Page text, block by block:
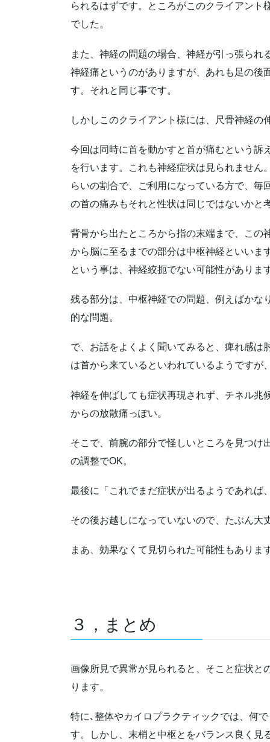
られるはずです。ところがこのクライアン
でした。
また、神経の問題の場合、神経が引っ張ら
神経痛というのがありますが、あれも足の後
す。それと同じ事です。
しかしこのクライアント様には、尺骨神経
今回は同時に首を動かすと首が痛むという訴
を行います。これも神経症状は見られませ
らいの割合で、ご利用になっている方で、
の首の痛みもそれと性状は同じではないかと
背骨から出たところから指の末端まで、この
から脳に至るまでの部分は中枢神経といいま
という事は、神経絞扼でない可能性がありま
残る部分は、中枢神経での問題、例えばかな
的な問題。
で、お話をよくよく聞いてみると、痺れ感は
は首から来ているといわれているようですが
神経を伸ばしても症状再現されず、チネル兆
からの放散痛っぽい。
そこで、前腕の部分で怪しいところを見つけ
の調整でOK。
最後に「これでまだ症状が出るようであれば
その後お越しになっていないので、たぶん大
まあ、効果なくて見切られた可能性もありま
３，まとめ
画像所見で異常が見られると、そこと症状と
ります。
特に､整体やカイロプラクティックでは、何
す。しかし、末梢と中枢とをバランス良く見